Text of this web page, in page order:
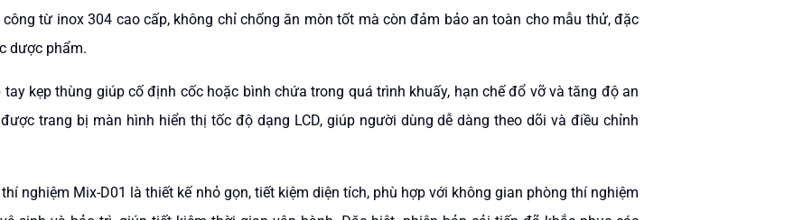
từ inox 304 cao cấp, không chỉ chống ăn mòn tốt mà còn đảm bảo an toàn cho mẫu thử, đặc
dược phẩm.
kẹp thùng giúp cố định cốc hoặc bình chứa trong quá trình khuấy, hạn chế đổ vỡ và tăng độ an
trang bị màn hình hiển thị tốc độ dạng LCD, giúp người dùng dễ dàng theo dõi và điều chỉnh
nghiệm Mix-D01 là thiết kế nhỏ gọn, tiết kiệm diện tích, phù hợp với không gian phòng thí nghiệm